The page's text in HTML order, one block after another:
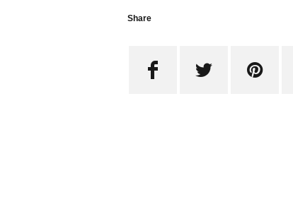
Share
  